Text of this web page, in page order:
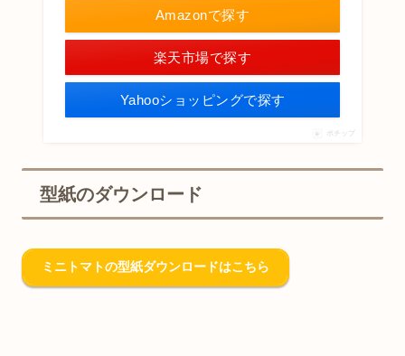
Amazonで探す
楽天市場で探す
Yahooショッピングで探す
ポチップ
型紙のダウンロード
ミニトマトの型紙ダウンロードはこちら